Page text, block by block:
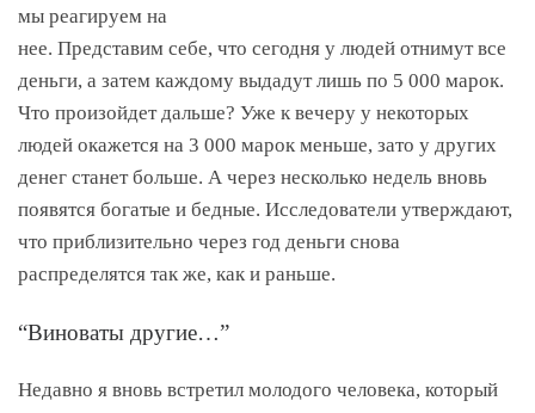
мы реагируем на
нее. Представим себе, что сегодня у людей отнимут все
деньги, а затем каждому выдадут лишь по 5 000 марок.
Что произойдет дальше? Уже к вечеру у некоторых
людей окажется на 3 000 марок меньше, зато у других
денег станет больше. А через несколько недель вновь
появятся богатые и бедные. Исследователи утверждают,
что приблизительно через год деньги снова
распределятся так же, как и раньше.
“Виноваты другие…”
Недавно я вновь встретил молодого человека, который